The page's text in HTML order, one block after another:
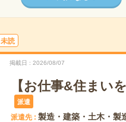
未読
掲載日 2026/08/07
【お仕事&住まい
派遣
派遣先 製造・建築・土木・製